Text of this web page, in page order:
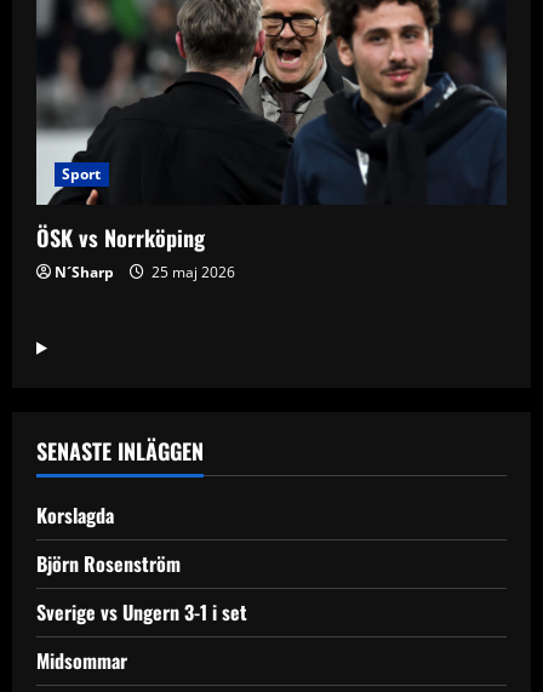
Sport
ÖSK vs Norrköping
N´Sharp 25 maj 2026
SENASTE INLÄGGEN
Korslagda
Björn Rosenström
Sverige vs Ungern 3-1 i set
Midsommar